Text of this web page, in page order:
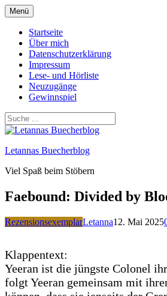
Zum
Inhalt
springen
Menü
Startseite
Über mich
Datenschutzerklärung
Impressum
Lese- und Hörliste
Neuzugänge
Gewinnspiel
Letannas Buecherblog
Viel Spaß beim Stöbern
Faebound: Divided by
RezensionsexemplarLetanna12. Mai 2025
Klappentext:
Yeeran ist die jüngste Colonel
folgt Yeeran gemeinsam mit